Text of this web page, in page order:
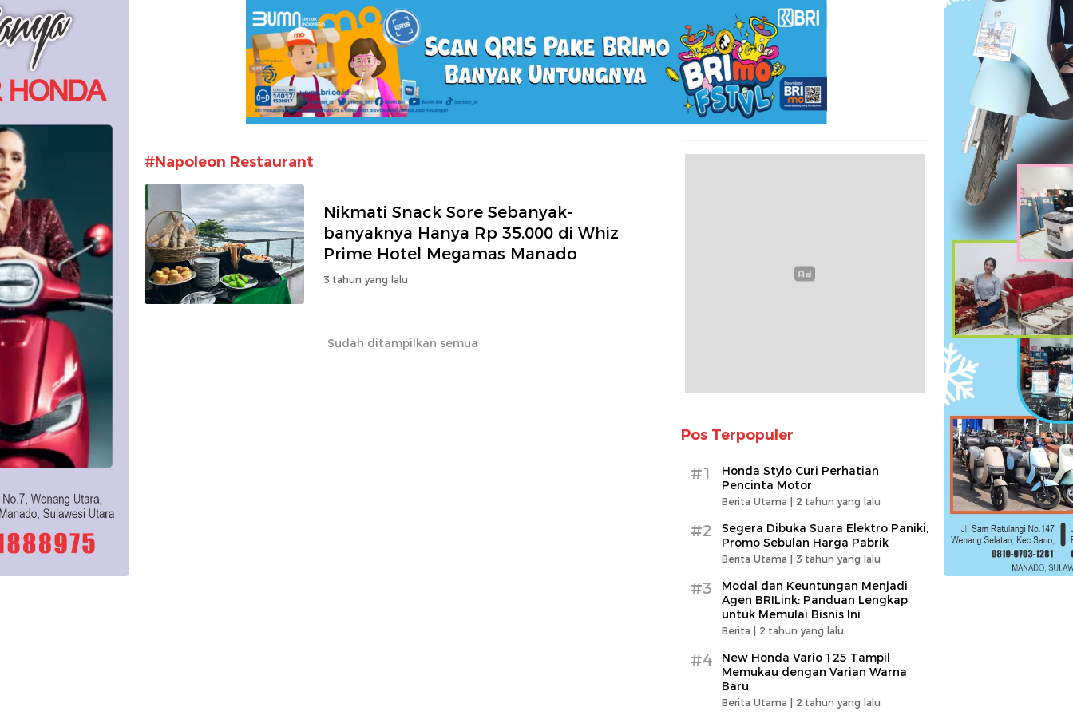
#Napoleon Restaurant
Nikmati Snack Sore Sebanyak-
banyaknya Hanya Rp 35.000 di Whiz
Prime Hotel Megamas Manado
3 tahun yang lalu
Sudah ditampilkan semua
Pos Terpopuler
#1
Honda Stylo Curi Perhatian
Pencinta Motor
Berita Utama | 2 tahun yang lalu
#2
Segera Dibuka Suara Elektro Paniki,
Promo Sebulan Harga Pabrik
Berita Utama | 3 tahun yang lalu
#3
Modal dan Keuntungan Menjadi
Agen BRILink: Panduan Lengkap
untuk Memulai Bisnis Ini
Berita | 2 tahun yang lalu
#4
New Honda Vario 125 Tampil
Memukau dengan Varian Warna
Baru
Berita Utama | 2 tahun yang lalu